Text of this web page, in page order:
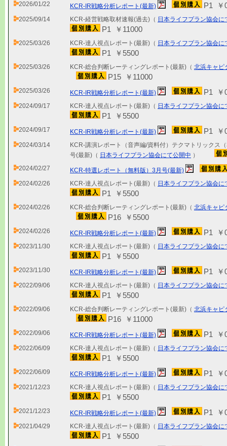
2026/01/22 KCR-IR戦略分析レポート(最新) P1 ￥
2025/09/14 KCR-経営戦略取材速報(過去)（ 日本ライフプラン協会に
P1 ￥11000
2025/03/26 KCR-達人視点レポート(最新)（ 日本ライフプラン協会に
P1 ￥5500
2025/03/26 KCR-総合判断レーティングレポート(最新)（ 北浜キャピ
P15 ￥11000
2025/03/26 KCR-IR戦略分析レポート(最新) P1 ￥
2024/09/17 KCR-達人視点レポート(最新)（ 日本ライフプラン協会に
P1 ￥5500
2024/09/17 KCR-IR戦略分析レポート(最新) P1 ￥
2024/03/14
KCR-講演レポート（音声編/資料付）テクマトリックス
号(最新)（ 日本ライフプラン協会にて公開中 ）
2024/02/27
KCR-特選レポート（無料版）3月号(最新)
2024/02/26
KCR-達人視点レポート(最新)（ 日本ライフプラン協会に
P1 ￥5500
2024/02/26 KCR-総合判断レーティングレポート(最新)（ 北浜キャピ
P16 ￥5500
2024/02/26 KCR-IR戦略分析レポート(最新) P1 ￥
2023/11/30 KCR-達人視点レポート(最新)（ 日本ライフプラン協会に
P1 ￥5500
2023/11/30 KCR-IR戦略分析レポート(最新) P1 ￥
2022/09/06 KCR-達人視点レポート(最新)（ 日本ライフプラン協会に
P1 ￥5500
2022/09/06 KCR-総合判断レーティングレポート(最新)（ 北浜キャピ
P16 ￥11000
2022/09/06 KCR-IR戦略分析レポート(最新) P1 ￥
2022/06/09 KCR-達人視点レポート(最新)（ 日本ライフプラン協会に
P1 ￥5500
2022/06/09 KCR-IR戦略分析レポート(最新) P1 ￥
2021/12/23 KCR-達人視点レポート(最新)（ 日本ライフプラン協会に
P1 ￥5500
2021/12/23 KCR-IR戦略分析レポート(最新) P1 ￥
2021/04/29 KCR-達人視点レポート(最新)（ 日本ライフプラン協会に
P1 ￥5500